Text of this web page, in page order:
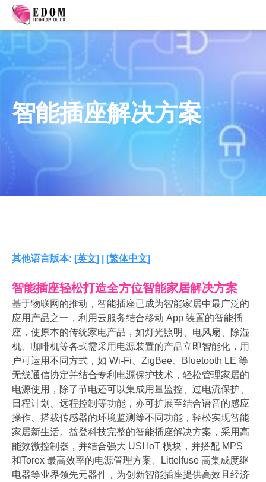
智能插座解决方案
其他语言版本: [英文] | [繁体中文]
智能插座轻松打造全方位智能家居解决方案
基于物联网的推动，智能插座已成为智能家居中最广泛的
应用产品之一，利用云服务结合移动 App 装置的智能插
座，使原本的传统家电产品，如灯光照明、电风扇、除湿
机、咖啡机等各式需采用电源装置的产品立即智能化，用
户可运用不同方式，如 Wi-Fi、ZigBee、Bluetooth LE 等
无线通信协定并结合专利电源保护技术，轻松管理家居的
电源使用，除了节电还可以集成用量监控、过电流保护、
日程计划、远程控制等功能，亦可扩展至结合语音的感应
操作、搭载传感器的环境监测等不同功能，轻松实现智能
家居新生活。益登科技完整的智能插座解决方案，采用高
能效微控制器，并结合强大 USI IoT 模块，并搭配 MPS
和Torex 最高效率的电源管理方案、Littelfuse 高集成度继
电器等业界领先元器件，为创新智能插座提供高效且经济